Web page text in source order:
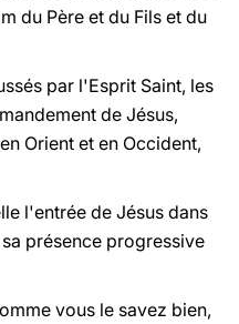
du Père et du Fils et du
par l'Esprit Saint, les
de Jésus,
Orient et en Occident,
l'entrée de Jésus dans
présence progressive
vous le savez bien,